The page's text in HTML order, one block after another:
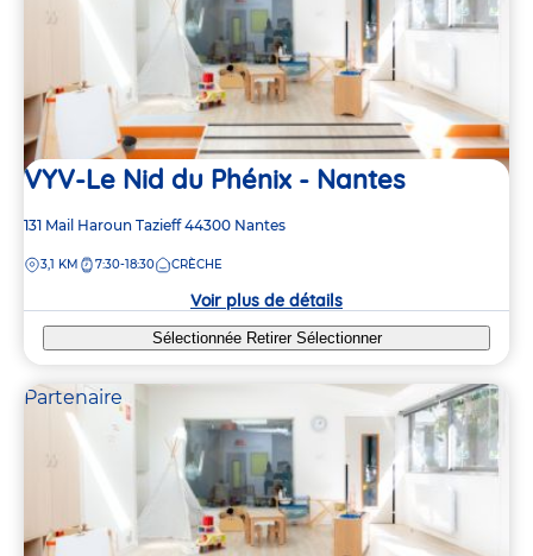
VYV-Le Nid du Phénix - Nantes
Adresse
la
131 Mail Haroun Tazieff 44300 Nantes
DISTANCE
3,1 KM 7:30-18:30 CRÈCHE
Voir plus de détails
Sélectionnée Retirer Sélectionner
Partenaire